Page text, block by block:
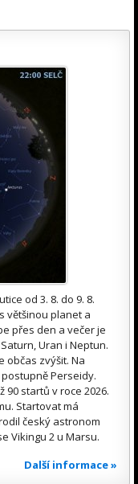
od 3. 8. do 9. 8.
většinou planet a
přes den a večer je
Uran i Neptun.
občas zvýšit. Na
Perseidy.
90 startů v roce 2026.
Startovat má
český astronom
Vikingu 2 u Marsu.
Další informace »